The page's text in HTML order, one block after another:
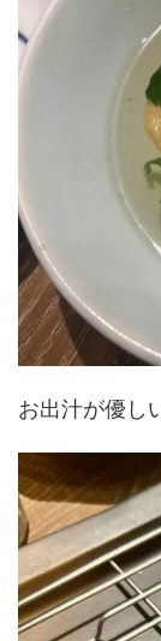
お出汁が優し